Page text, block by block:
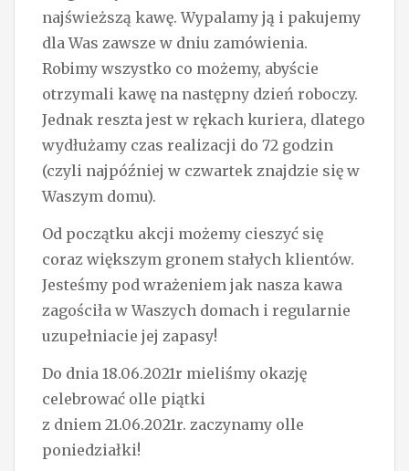
najświeższą kawę. Wypalamy ją i pakujemy
dla Was zawsze w dniu zamówienia.
Robimy wszystko co możemy, abyście
otrzymali kawę na następny dzień roboczy.
Jednak reszta jest w rękach kuriera, dlatego
wydłużamy czas realizacji do 72 godzin
(czyli najpóźniej w czwartek znajdzie się w
Waszym domu).
Od początku akcji możemy cieszyć się
coraz większym gronem stałych klientów.
Jesteśmy pod wrażeniem jak nasza kawa
zagościła w Waszych domach i regularnie
uzupełniacie jej zapasy!
Do dnia 18.06.2021r mieliśmy okazję
celebrować olle piątki
z dniem 21.06.2021r. zaczynamy olle
poniedziałki!